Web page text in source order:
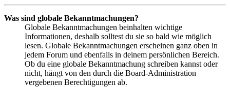
Was sind globale Bekanntmachungen?
Globale Bekanntmachungen beinhalten wichtige
Informationen, deshalb solltest du sie so bald wie möglich
lesen. Globale Bekanntmachungen erscheinen ganz oben in
jedem Forum und ebenfalls in deinem persönlichen Bereich.
Ob du eine globale Bekanntmachung schreiben kannst oder
nicht, hängt von den durch die Board-Administration
vergebenen Berechtigungen ab.